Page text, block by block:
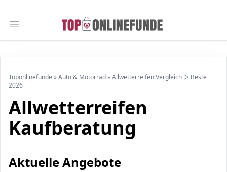
Open main menu
Toponlinefunde »Auto & Motorrad»Allwetterreifen Vergleich ▷ Beste
2026
Allwetterreifen
Kaufberatung
Aktuelle Angebote